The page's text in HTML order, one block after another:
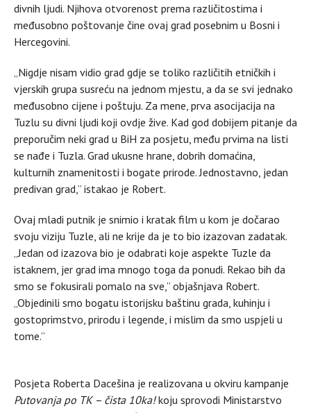
divnih ljudi. Njihova otvorenost prema različitostima i
međusobno poštovanje čine ovaj grad posebnim u Bosni i
Hercegovini.
„Nigdje nisam vidio grad gdje se toliko različitih etničkih i
vjerskih grupa susreću na jednom mjestu, a da se svi jednako
međusobno cijene i poštuju. Za mene, prva asocijacija na
Tuzlu su divni ljudi koji ovdje žive. Kad god dobijem pitanje da
preporučim neki grad u BiH za posjetu, među prvima na listi
se nađe i Tuzla. Grad ukusne hrane, dobrih domaćina,
kulturnih znamenitosti i bogate prirode. Jednostavno, jedan
predivan grad,” istakao je Robert.
Ovaj mladi putnik je snimio i kratak film u kom je dočarao
svoju viziju Tuzle, ali ne krije da je to bio izazovan zadatak.
„Jedan od izazova bio je odabrati koje aspekte Tuzle da
istaknem, jer grad ima mnogo toga da ponudi. Rekao bih da
smo se fokusirali pomalo na sve,” objašnjava Robert.
„Objedinili smo bogatu istorijsku baštinu grada, kuhinju i
gostoprimstvo, prirodu i legende, i mislim da smo uspjeli u
tome.”
Posjeta Roberta Dacešina je realizovana u okviru kampanje
Putovanja po TK – čista 10ka!koju sprovodi Ministarstvo